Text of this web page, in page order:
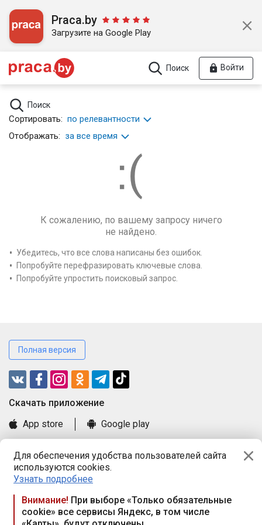
Для обеспечения удобства пользователей сайта
используются cookies.
Узнать подробнее
Внимание! При выборе «Только обязательные
cookie» все сервисы Яндекс, в том числе
Praca.by
Загрузите на Google Play
Поиск Войти
Поиск
Сортировать: по релевантности
Отображать: за все время
К сожалению, по вашему запросу ничего
не найдено.
Убедитесь, что все слова написаны без ошибок.
Попробуйте перефразировать ключевые слова.
Попробуйте упростить поисковый запрос.
Полная версия
Cкачать приложение
App store
Google play
Книга замечаний и предложений
Правила и документы
Praca.by © 2000—2026, ООО «ПРАЦА БАЙ»
Республика Беларусь, 220114, г. Минск, пр-т Независимости
117а, пом. № 9.